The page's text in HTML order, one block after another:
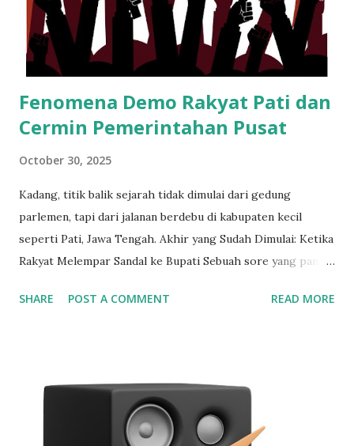
Fenomena Demo Rakyat Pati dan
Cermin Pemerintahan Pusat
October 30, 2025
Kadang, titik balik sejarah tidak dimulai dari gedung
parlemen, tapi dari jalanan berdebu di kabupaten kecil
seperti Pati, Jawa Tengah. Akhir yang Sudah Dimulai: Ketika
Rakyat Melempar Sandal ke Bupati Sebuah sore yang panas
bupati yang dulu memohon suara kini dihujani botol dan
pengurangan pajak justru dicekik dengan kenaikan pajak
250%. Dan yang paling menyakitkan bukan uangnya, tapi
sikap arogan pejabat yang menantang rakyatnya sendiri:
SHARE POST A COMMENT READ MORE